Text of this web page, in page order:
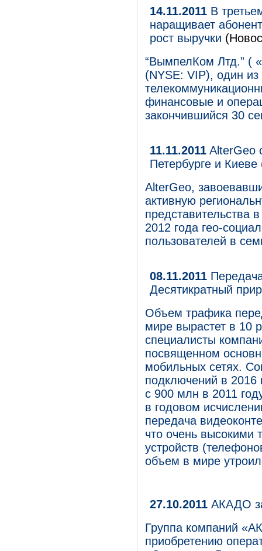
14.11.2011 В
наращивает
рост выручки
“ВымпелКом Лтд.” (
(NYSE: VIP), один
финансовые и
закончившийся 30
11.11.2011 AlterGeo
Петербурге и Киеве
AlterGeo,
активную
представительства
2012 года гео-
пользователей в
08.11.2011
Десятикратный
Объем трафика
мире вырастет в 10
специалисты
посвященном
мобильных сетях.
подключений в 2016
с 900 млн в 2011
в годовом
передача
что очень высокими
устройств
объем в мире
27.10.2011 АКАДО
Группа компаний
приобретению